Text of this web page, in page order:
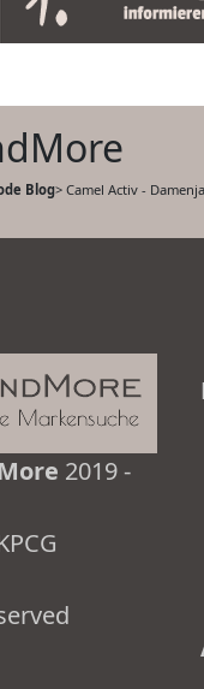
Blog> Camel Activ -
2019 -